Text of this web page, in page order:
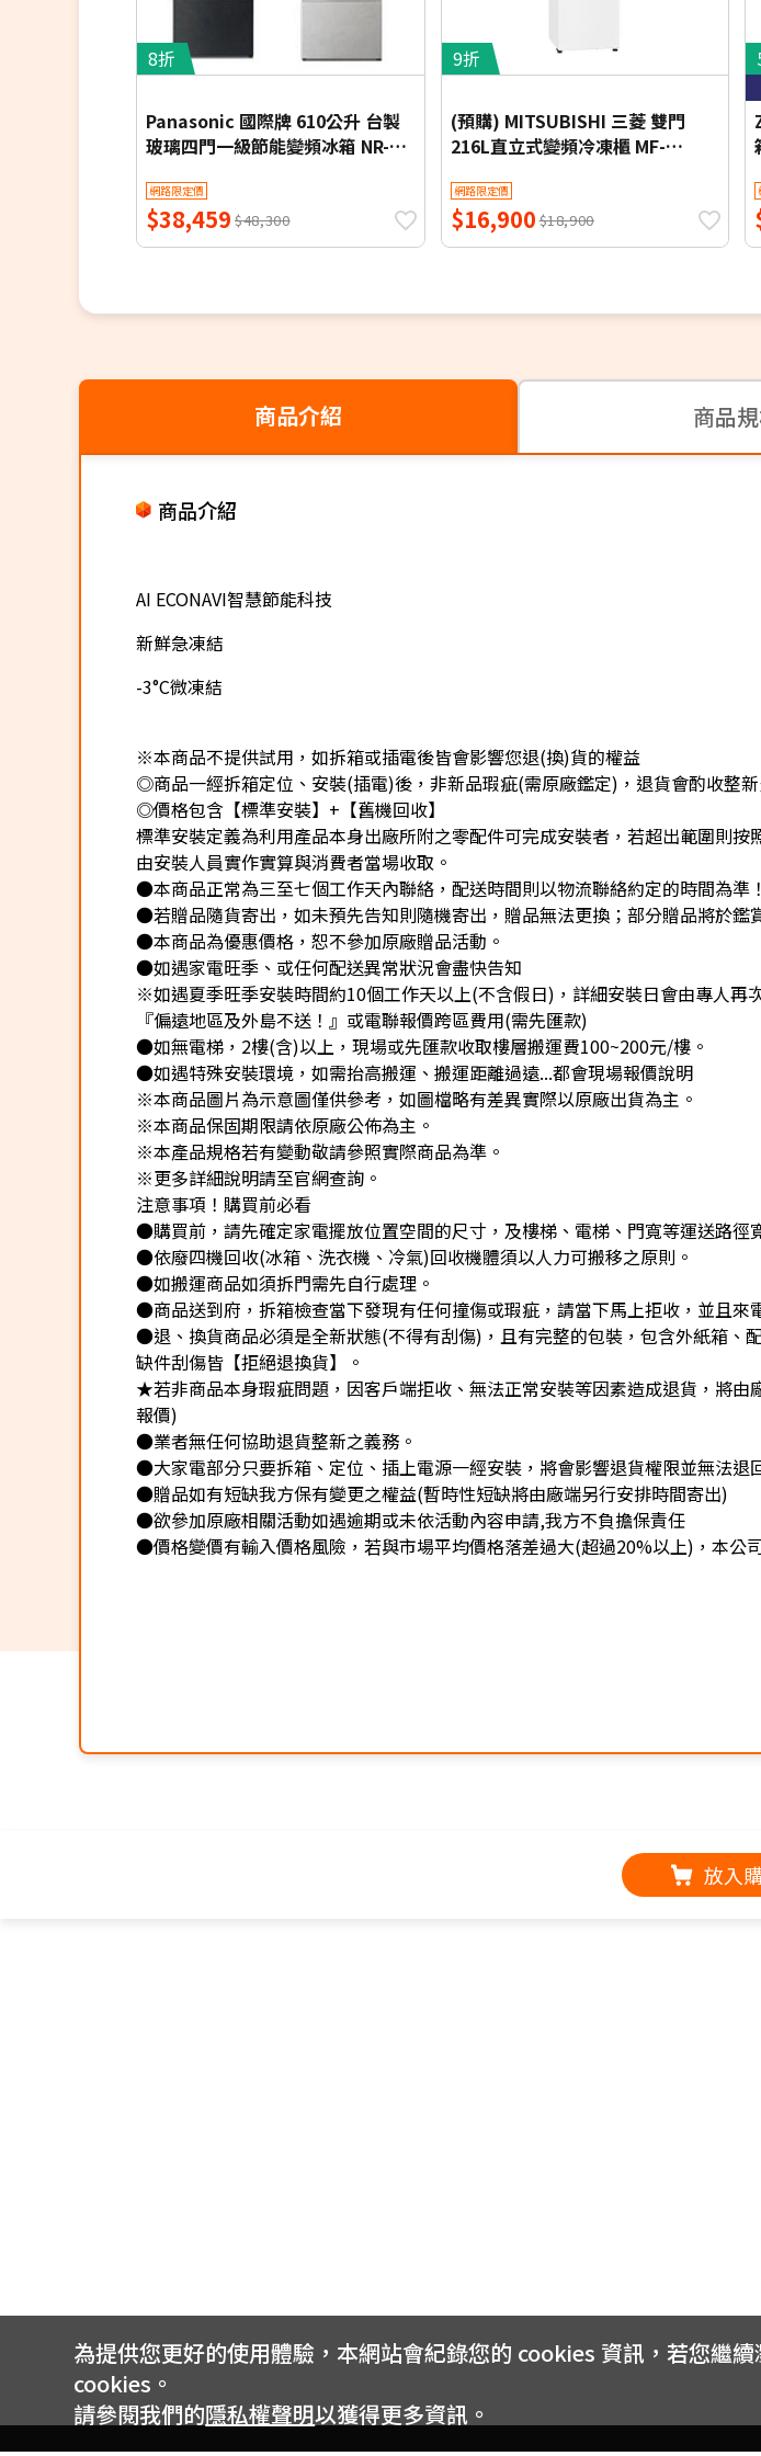
8折
Panasonic 國際牌 610公升 台製
玻璃四門一級節能變頻冰箱 NR-
惠】
網路限定價
$38,459 $48,300
9折
(預購) MITSUBISHI 三菱 雙門
216L直立式變頻冷凍櫃 MF-
網路限定價
$16,900$18,900
商品介紹 商品
商品介紹
AI ECONAVI智慧節能科技
新鮮急凍結
-3°C微凍結
※本商品不提供試用，如拆箱或插電後皆會影響您退(換)貨的權益
◎商品一經拆箱定位、安裝(插電)後，非新品瑕疵(需原廠鑑定)，退貨會酌收整
◎價格包含【標準安裝】+【舊機回收】
標準安裝定義為利用產品本身出廠所附之零配件可完成安裝者，若超出範圍則
由安裝人員實作實算與消費者當場收取。
●本商品正常為三至七個工作天內聯絡，配送時間則以物流聯絡約定的時間為準！
●若贈品隨貨寄出，如未預先告知則隨機寄出，贈品無法更換；部分贈品將於鑑
●本商品為優惠價格，恕不參加原廠贈品活動。
●如遇家電旺季、或任何配送異常狀況會盡快告知
※如遇夏季旺季安裝時間約10個工作天以上(不含假日)，詳細安裝日會由專人再
『偏遠地區及外島不送！』或電聯報價跨區費用(需先匯款)
●如無電梯，2樓(含)以上，現場或先匯款收取樓層搬運費100~200元/樓。
●如遇特殊安裝環境，如需抬高搬運、搬運距離過遠...都會現場報價說明
※本商品圖片為示意圖僅供參考，如圖檔略有差異實際以原廠出貨為主。
※本商品保固期限請依原廠公佈為主。
※本產品規格若有變動敬請參照實際商品為準。
※更多詳細說明請至官網查詢。
注意事項！購買前必看
●購買前，請先確定家電擺放位置空間的尺寸，及樓梯、電梯、門寬等運送路徑
●依廢四機回收(冰箱、洗衣機、冷氣)回收機體須以人力可搬移之原則。
●如搬運商品如須拆門需先自行處理。
●商品送到府，拆箱檢查當下發現有任何撞傷或瑕疵，請當下馬上拒收，並且來
●退、換貨商品必須是全新狀態(不得有刮傷)，且有完整的包裝，包含外紙箱、
缺件刮傷皆【拒絕退換貨】。
★若非商品本身瑕疵問題，因客戶端拒收、無法正常安裝等因素造成退貨，將
報價)
●業者無任何協助退貨整新之義務。
●大家電部分只要拆箱、定位、插上電源一經安裝，將會影響退貨權限並無法退
●贈品如有短缺我方保有變更之權益(暫時性短缺將由廠端另行安排時間寄出)
●欲參加原廠相關活動如遇逾期或未依活動內容申請,我方不負擔保責任
●價格變價有輸入價格風險，若與市場平均價格落差過大(超過20%以上)，本公
放入
為提供您更好的使用體驗，本網站會紀錄您的 cookies 資訊，若您繼
cookies。
請參閱我們的隱私權聲明以獲得更多資訊。